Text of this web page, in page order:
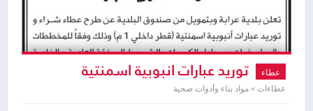
عطاء توريد عبارات انبوبية اسمنتية
عطاءات » مواد بناء وأدوات صحية